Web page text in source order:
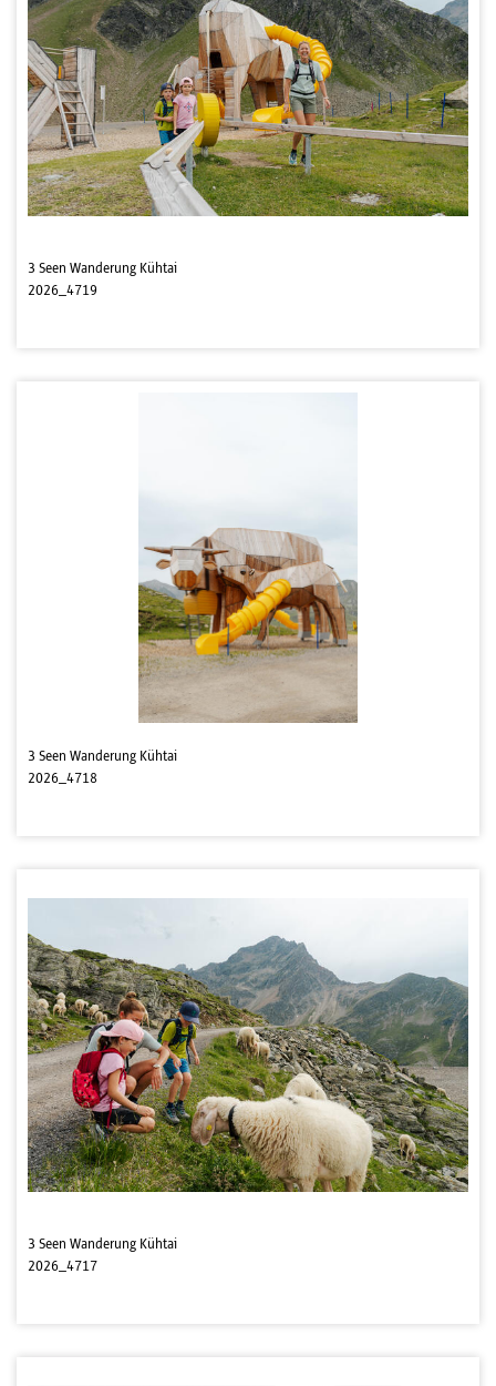
3 Seen Wanderung Kühtai
2026_4719
3 Seen Wanderung Kühtai
2026_4718
3 Seen Wanderung Kühtai
2026_4717